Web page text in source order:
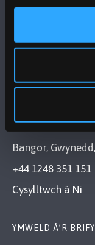
Bangor,
+44 1248 351 151
Cysylltwch â Ni
YMWELD Â’R